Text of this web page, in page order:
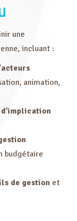
une
incluant :
animation,
budgétaire
de gestion et